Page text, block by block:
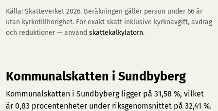
Källa: Skatteverket 2026. Beräkningen gäller person under 66 år
utan kyrkotillhörighet. För exakt skatt inklusive kyrkoavgift, avdrag
och reduktioner — använd skattekalkylatorn.
Kommunalskatten i Sundbyberg
Kommunalskatten i Sundbyberg ligger på 31,58 %, vilket
är 0,83 procentenheter under riksgenomsnittet på 32,41 %.